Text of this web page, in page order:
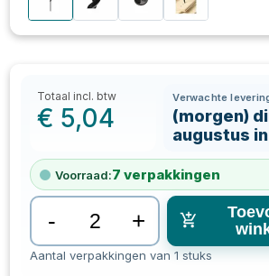
Totaal incl. btw
€ 5,04
Verwachte
(morgen)
augustus
Voorraad:7 verpakkingen
- +
Aantal verpakkingen van 1 stuks